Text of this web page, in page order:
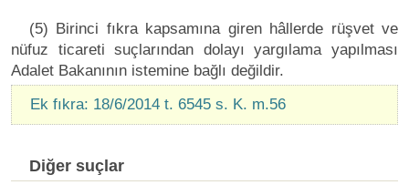
(5) Birinci fıkra kapsamına giren hâllerde rüşvet ve
nüfuz ticareti suçlarından dolayı yargılama yapılması
Adalet Bakanının istemine bağlı değildir.
Ek fıkra: 18/6/2014 t. 6545 s. K. m.56
Diğer suçlar